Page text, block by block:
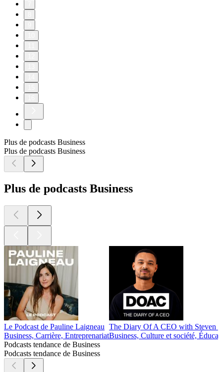
Plus de podcasts Business
Plus de podcasts Business
Plus de podcasts Business
Le Podcast de Pauline Laigneau
Business, Carrière, Entreprenariat
The Diary Of A CEO with Steven
Business, Culture et société,
Podcasts tendance de Business
Podcasts tendance de Business